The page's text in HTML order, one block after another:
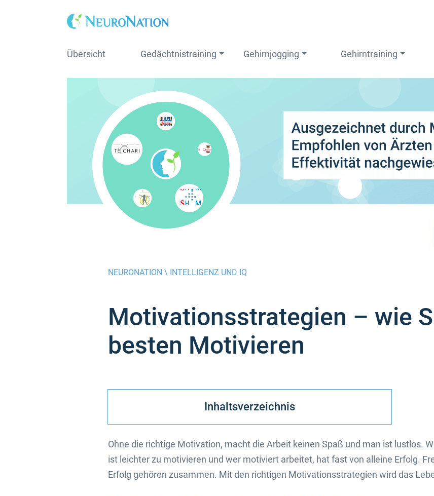
Übersicht Gedächtnistraining Gehirnjogging Gehirntraining
NEURONATION \ INTELLIGENZ UND IQ
Motivationsstrategien – wie
besten Motivieren
Inhaltsverzeichnis
Ohne die richtige Motivation, macht die Arbeit keinen Spaß und man ist lustlos.
ist leichter zu motivieren und wer motiviert arbeitet, hat fast von alleine Erfolg.
Erfolg gehören zusammen. Mit den richtigen Motivationsstrategien wird das